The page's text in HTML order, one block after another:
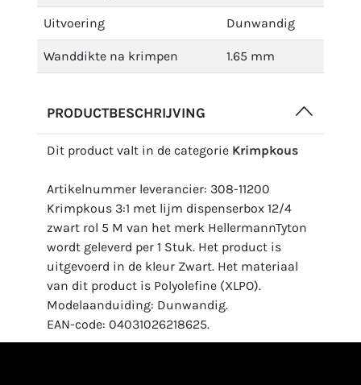
Uitvoering Dunwandig
Wanddikte na krimpen 1.65 mm
PRODUCTBESCHRIJVING
Dit product valt in de categorie Krimpkous
Artikelnummer leverancier: 308-11200
Krimpkous 3:1 met lijm dispenserbox 12/4
zwart rol 5 M van het merk HellermannTyton
wordt geleverd per 1 Stuk. Het product is
uitgevoerd in de kleur Zwart. Het materiaal
van dit product is Polyolefine (XLPO).
Modelaanduiding: Dunwandig.
EAN-code: 04031026218625.